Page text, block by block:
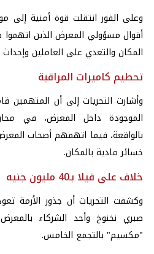
وعلى الفور انتقلت قوة أمنية إلى
أقوال مسؤولي المعرض الذين اتهموا
المكان والتعدي على العاملين وإحداث
تحطيم كاميرات المراقبة
وأشارت التحريات إلى أن المتهمين
الموجودة داخل المعرض، في
بالواقعة، فيما اتهمهم أصحاب
خسائر مادية بالمكان.
خلاف على فيلا بـ40 مليون جنيه
وكشفت التحريات أن جذور الأزمة
صبري نخنوخ وأحد الشركاء
"مكسيم" بالتجمع الخامس.